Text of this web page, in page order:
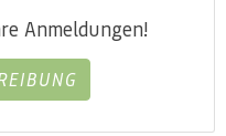
Anmeldungen!